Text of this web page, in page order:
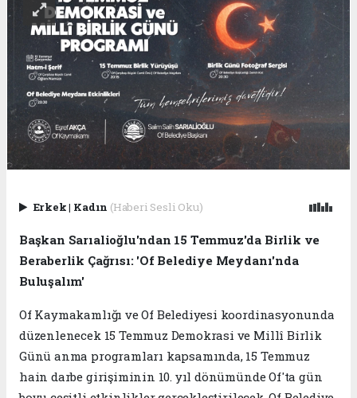
Erkek| Kadın (Haberi Sesli Oku)
Başkan Sarıalioğlu'ndan 15 Temmuz'da Birlik ve
Beraberlik Çağrısı: 'Of Belediye Meydanı'nda
Buluşalım'
Of Kaymakamlığı ve Of Belediyesi koordinasyonunda
düzenlenecek 15 Temmuz Demokrasi ve Millî Birlik
Günü anma programları kapsamında, 15 Temmuz
hain darbe girişiminin 10. yıl dönümünde Of'ta gün